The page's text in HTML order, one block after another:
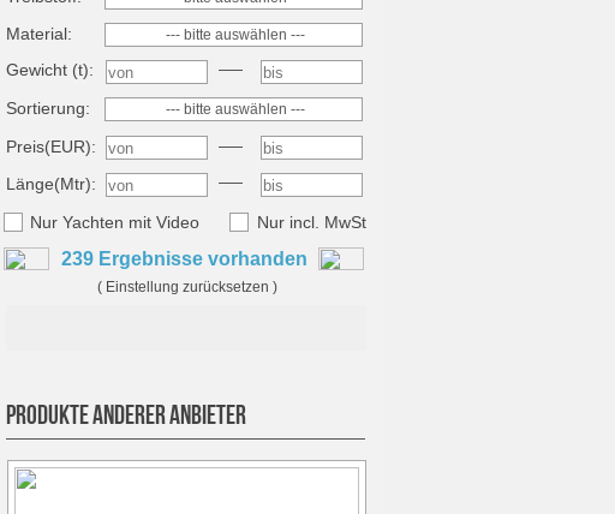
Material: --- bitte auswählen ---
Gewicht (t):
Sortierung:
--- bitte auswählen ---
Preis(EUR):
Länge(Mtr):
Nur Yachten mit Video
Nur incl. MwSt
239Ergebnisse vorhanden
( Einstellung zurücksetzen )
PRODUKTE ANDERER ANBIETER